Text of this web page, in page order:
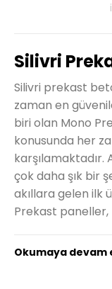
Silivri
Silivri prekast
zaman en
biri olan Mono
konusunda her
karşılamaktadır.
çok daha şık bir
akıllara gelen ilk
Prekast paneller,
Okumaya devam